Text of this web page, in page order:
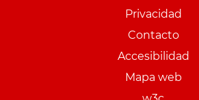
Privacidad
Contacto
Accesibilidad
Mapa web